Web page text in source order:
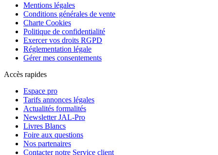
Mentions légales
Conditions générales de vente
Charte Cookies
Politique de confidentialité
Exercer vos droits RGPD
Réglementation légale
Gérer mes consentements
Accès rapides
Espace pro
Tarifs annonces légales
Actualités formalités
Newsletter JAL-Pro
Livres Blancs
Foire aux questions
Nos partenaires
Contacter notre Service client